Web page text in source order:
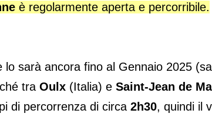
è regolarmente aperta e percorribile.
lo sarà ancora fino al Gennaio 2025
tra Oulx (Italia) e Saint-Jean de
di percorrenza di circa 2h30, quindi il